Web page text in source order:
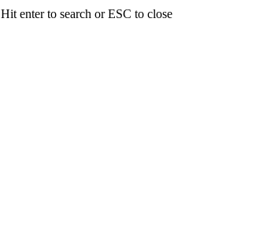
Hit enter to search or ESC to close